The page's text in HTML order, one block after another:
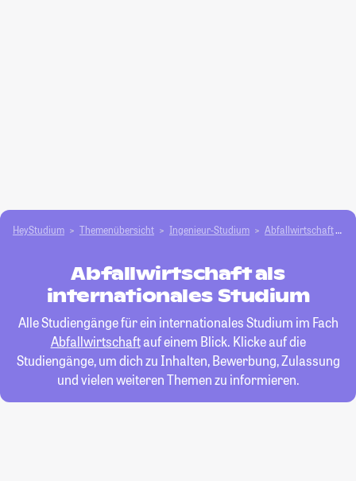
HeyStudium Themenübersicht Ingenieur-Studium Abfallwirtschaft
Abfallwirtschaft als
internationales Studium
Alle Studiengänge für ein internationales Studium im Fach
Abfallwirtschaftauf einem Blick. Klicke auf die
Studiengänge, um dich zu Inhalten, Bewerbung, Zulassung
und vielen weiteren Themen zu informieren.